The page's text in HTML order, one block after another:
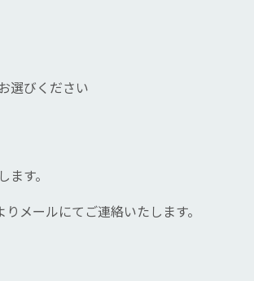
選びください
す。
メールにてご連絡いたします。